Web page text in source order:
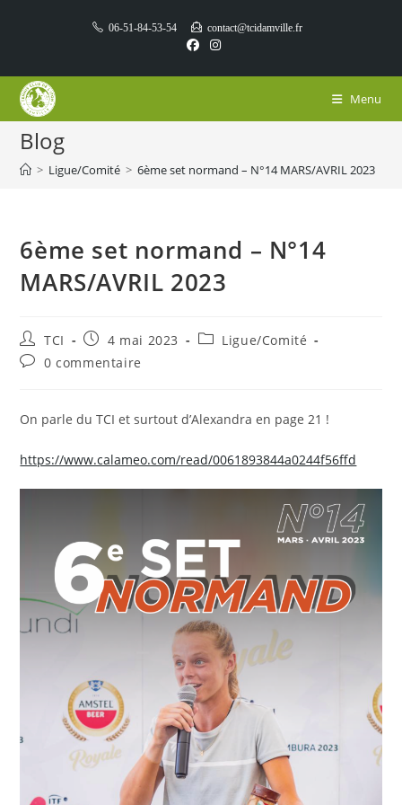
06-51-84-53-54 contact@tcidamville.fr
Menu
Blog
> Ligue/Comité > 6ème set normand – N°14 MARS/AVRIL 2023
6ème set normand – N°14
MARS/AVRIL 2023
Auteur/autrice
de
la
TCI
Publication
publiée :
4 mai 2023
PostLigue/Comité
Commentaires
publication :
0 commentaire
On parle du TCI et surtout d’Alexandra en page 21 !
https://www.calameo.com/read/0061893844a0244f56ffd